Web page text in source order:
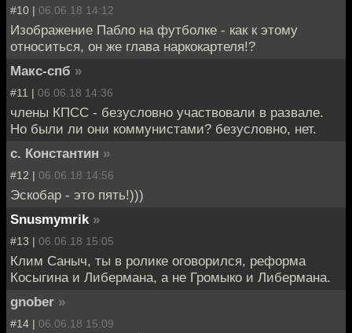
#10 | 06.06.18 14:12
Изображение Пабло на футболке - как к этому
относиться, он же глава наркокартеля!?
Макс-спб »
#11 | 06.06.18 14:36
члены КПСС - безусловно участвовали в развале.
Но были ли они коммунистами? безусловно, нет.
с. Константин »
#12 | 06.06.18 14:56
Эскобар - это пять!)))
Snusmymrik »
#13 | 06.06.18 15:05
Клим Саныч, ты в ролике оговорился, реформа
Косыгина и Либермана, а не Громыко и Либермана.
gnober »
#14 | 06.06.18 15:09